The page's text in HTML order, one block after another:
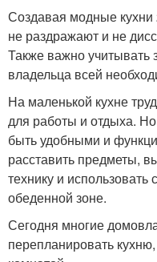
Создавая модные кухни
не раздражают и не
Также важно учитывать
владельца всей
На маленькой кухне
для работы и отдыха.
быть удобными и
расставить предметы,
технику и
обеденной зоне.
Сегодня многие
перепланировать